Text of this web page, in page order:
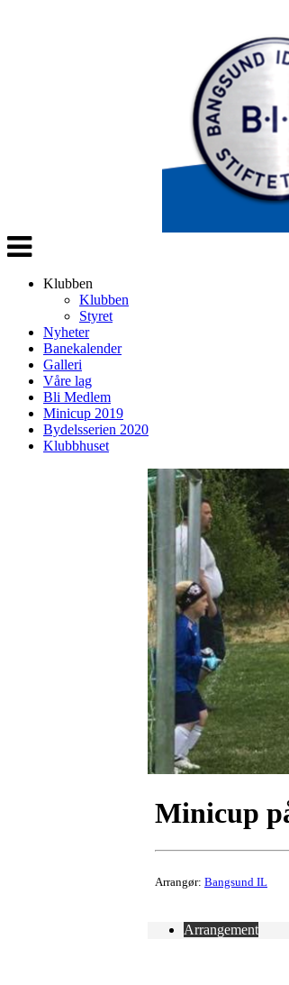
Veksle
navigasjon
Klubben
Klubben
Styret
Nyheter
Banekalender
Galleri
Våre lag
Bli Medlem
Minicup 2019
Bydelsserien 2020
Klubbhuset
Minicup
Arrangør: Bangsund IL
Arrangement